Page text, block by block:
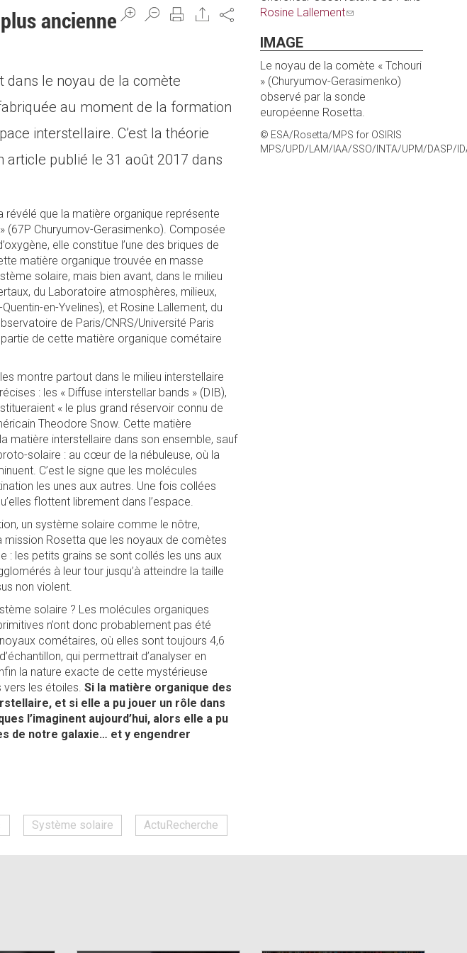
Share
ancienne
le noyau de la comète
au moment de la formation
interstellaire. C’est la théorie
publié le 31 août 2017 dans
révélé que la matière organique représente
(67P Churyumov-Gerasimenko). Composée
elle constitue l’une des briques de
matière organique trouvée en masse
solaire, mais bien avant, dans le milieu
du Laboratoire atmosphères, milieux,
en-Yvelines), et Rosine Lallement, du
de Paris/CNRS/Université Paris
de cette matière organique cométaire
montre partout dans le milieu interstellaire
: les « Diffuse interstellar bands » (DIB),
« le plus grand réservoir connu de
Theodore Snow. Cette matière
matière interstellaire dans son ensemble, sauf
solaire : au cœur de la nébuleuse, où la
C’est le signe que les molécules
les unes aux autres. Une fois collées
flottent librement dans l’espace.
un système solaire comme le nôtre,
Rosetta que les noyaux de comètes
: les petits grains se sont collés les uns aux
à leur tour jusqu’à atteindre la taille
non violent.
solaire ? Les molécules organiques
n’ont donc probablement pas été
cométaires, où elles sont toujours 4,6
qui permettrait d’analyser en
la nature exacte de cette mystérieuse
les étoiles. Si la matière organique des
et si elle a pu jouer un rôle dans
l’imaginent aujourd’hui, alors elle a pu
de notre galaxie… et y engendrer
Système solaire ActuRecherche
Rosine Lallement(link
mail)
IMAGE
Le noyau de la comète « Tchouri
» (Churyumov-Gerasimenko)
observé par la sonde
européenne Rosetta.
© ESA/Rosetta/MPS for OSIRIS
MPS/UPD/LAM/IAA/SSO/INTA/UPM/DASP/